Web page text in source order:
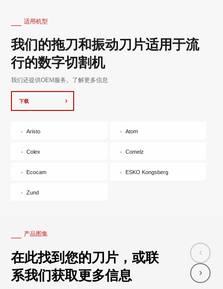
适用机型
我们的拖刀和振动刀片适用于流
行的数字切割机
我们还提供OEM服务。了解更多信息
下载
Aristo Atom
Colex Comelz
Ecocam ESKO Kongsberg
Zund
产品图集
在此找到您的刀片，或联
系我们获取更多信息